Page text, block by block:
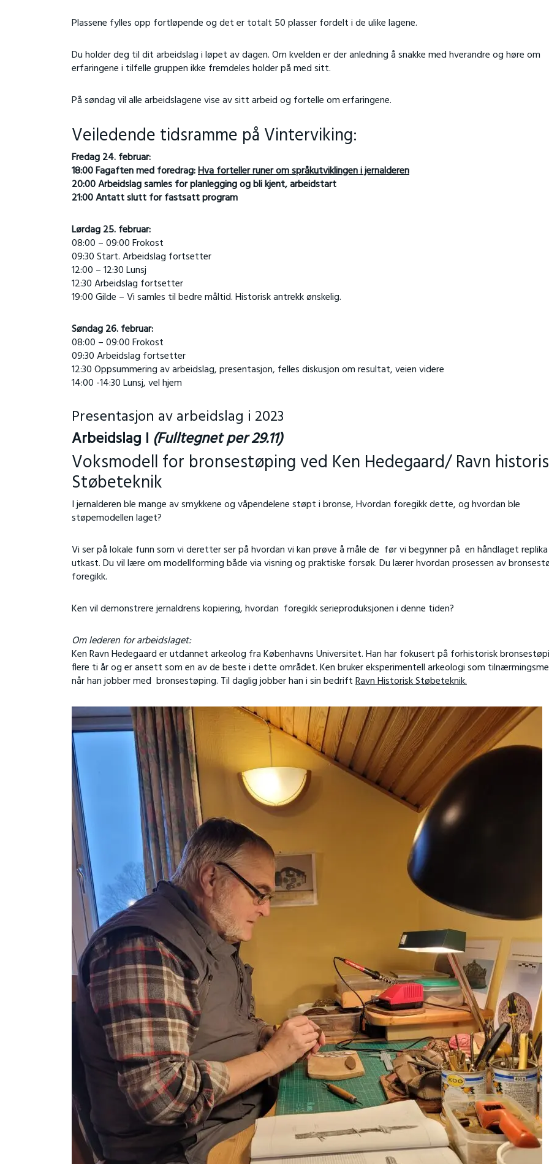
Plassene fylles opp fortløpende og det er totalt 50 plasser fordelt i de ulike lagene.
Du holder deg til dit arbeidslag i løpet av dagen. Om kvelden er der anledning å snakke med hverandre og høre om
erfaringene i tilfelle gruppen ikke fremdeles holder på med sitt.
På søndag vil alle arbeidslagene vise av sitt arbeid og fortelle om erfaringene.
Veiledende tidsramme på Vinterviking:
Fredag 24. februar:
18:00 Fagaften med foredrag:Hva forteller runer om språkutviklingen i jernalderen
20:00 Arbeidslag samles for planlegging og bli kjent, arbeidstart
21:00 Antatt slutt for fastsatt program
Lørdag 25. februar:
08:00 – 09:00 Frokost
09:30 Start. Arbeidslag fortsetter
12:00 – 12:30 Lunsj
12:30 Arbeidslag fortsetter
19:00 Gilde – Vi samles til bedre måltid. Historisk antrekk ønskelig.
Søndag 26. februar:
08:00 – 09:00 Frokost
09:30 Arbeidslag fortsetter
12:30 Oppsummering av arbeidslag, presentasjon, felles diskusjon om resultat, veien videre
14:00 -14:30 Lunsj, vel hjem
Presentasjon av arbeidslag i 2023
Arbeidslag I (Fulltegnet per 29.11)
Voksmodell for bronsestøping ved Ken Hedegaard/ Ravn
Støbeteknik
I jernalderen ble mange av smykkene og våpendelene støpt i bronse, Hvordan foregikk dette, og hvordan ble
støpemodellen laget?
Vi ser på lokale funn som vi deretter ser på hvordan vi kan prøve å måle de før vi begynner på en håndlaget replika
utkast. Du vil lære om modellforming både via visning og praktiske forsøk. Du lærer hvordan prosessen av
foregikk.
Ken vil demonstrere jernaldrens kopiering, hvordan foregikk serieproduksjonen i denne tiden?
Om lederen for arbeidslaget:
Ken Ravn Hedegaard er utdannet arkeolog fra Københavns Universitet. Han har fokusert på forhistorisk
flere ti år og er ansett som en av de beste i dette området. Ken bruker eksperimentell arkeologi som
når han jobber med bronsestøping. Til daglig jobber han i sin bedriftRavn Historisk Støbeteknik.